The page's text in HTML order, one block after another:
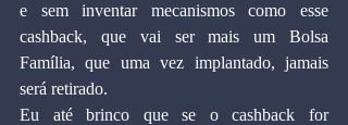
e sem inventar mecanismos como esse
cashback, que vai ser mais um Bolsa
Família, que uma vez implantado, jamais
será retirado.
Eu até brinco que se o cashback for